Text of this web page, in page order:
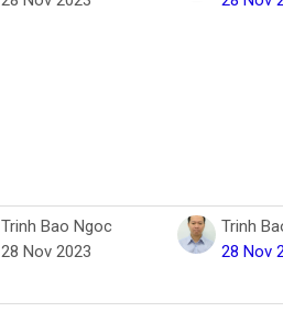
Trinh Bao Ngoc
28 Nov 2023
Trinh
28 Nov